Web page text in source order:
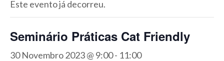
Este evento já decorreu.
Seminário Práticas Cat Friendly
30 Novembro 2023 @ 9:00- 11:00